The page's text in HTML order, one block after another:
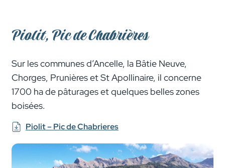
Piolit, Pic de Chabrières
Sur les communes d’Ancelle, la Bâtie Neuve,
Chorges, Prunières et St Apollinaire, il concerne
1700 ha de pâturages et quelques belles zones
boisées.
Piolit – Pic de Chabrieres